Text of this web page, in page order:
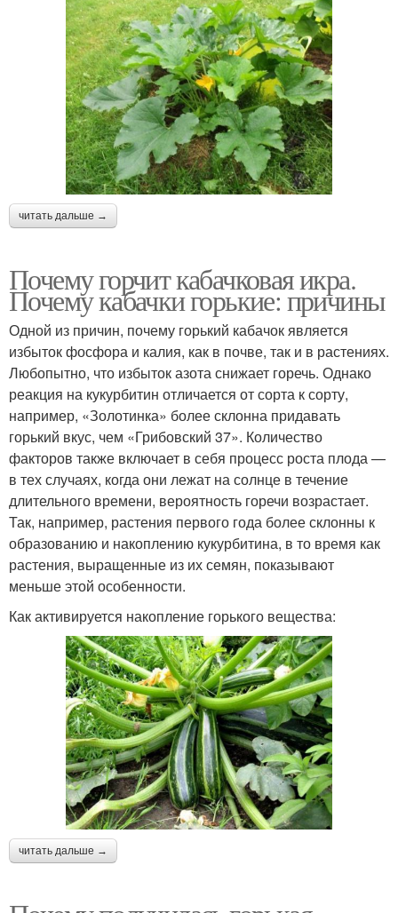
читать дальше →
Почему горчит кабачковая икра.
Почему кабачки горькие: причины
Одной из причин, почему горький кабачок является
избыток фосфора и калия, как в почве, так и в растениях.
Любопытно, что избыток азота снижает горечь. Однако
реакция на кукурбитин отличается от сорта к сорту,
например, «Золотинка» более склонна придавать
горький вкус, чем «Грибовский 37». Количество
факторов также включает в себя процесс роста плода —
в тех случаях, когда они лежат на солнце в течение
длительного времени, вероятность горечи возрастает.
Так, например, растения первого года более склонны к
образованию и накоплению кукурбитина, в то время как
растения, выращенные из их семян, показывают
меньше этой особенности.
Как активируется накопление горького вещества:
читать дальше →